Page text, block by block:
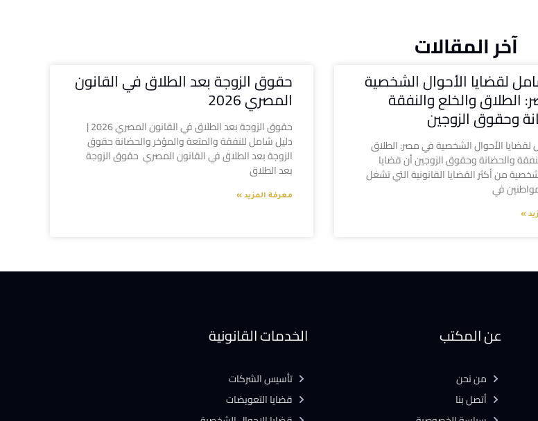
آخر المقالات
لقضايا الأحوال الشخصية
الطلاق والخلع والنفقة
وحقوق الزوجين
لقضايا الأحوال الشخصية في مصر: الطلاق
والحضانة وحقوق الزوجين أن قضايا
من أكثر القضايا القانونية التي تشغل
في
»
حقوق الزوجة بعد الطلاق في القانون
المصري 2026
حقوق الزوجة بعد الطلاق في القانون المصري 2026 |
دليل شامل للنفقة والمتعة والمؤخر والحضانة حقوق
الزوجة بعد الطلاق في القانون المصري حقوق الزوجة
بعد الطلاق
معرفة المزيد »
عن المكتب
من نحن
أتصل بنا
الخدمات القانونية
تأسيس الشركات
قضايا التعويضات